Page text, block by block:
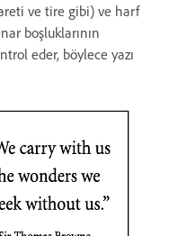
ve tire gibi) ve harf
boşluklarının
eder, böylece yazı